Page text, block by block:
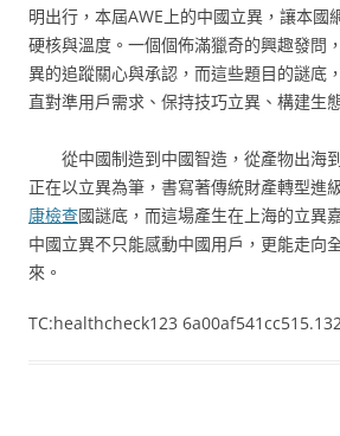
明出行，本屆AWE上的中國立異，讓本國
硬核與溫度。一個個佈滿獵奇的興趣發問
異的追蹤關心與承認，而這些題目的謎底
直對準用戶需求、保持技巧立異、構建生
從中國制造到中國智造，從產物出海
正在以立異為筆，書寫著傳統財產轉型進
康檢查國謎底，而這場產生在上海的立異
中國立異不只能感動中國用戶，更能走向
來。
TC:healthcheck123